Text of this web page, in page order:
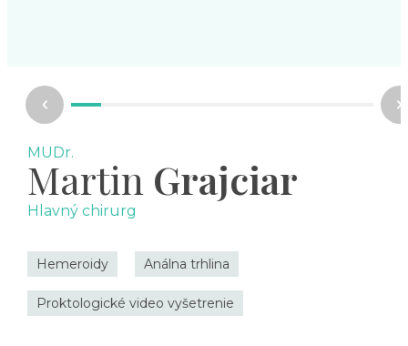
dostatočné množstvo tekutín na podporu
správneho fungovania tráviaceho systému.
aktivita podporuje trávenie a znižuje tlak v oblasti
konečníka. Nezabúdajte ani na zdravé návyky pri
toalete. Vyhýbajte sa dlhému sedeniu na toalete a
nadmernému tlačeniu pri vyprázdňovaní.
Trápi vás análna trhlina? Neodkladajte vyšetrenie!
Objednajte sa naproktologické vyšetrenie
MUDr.
Martin Grajciar
Hlavný chirurg
Hemeroidy Análna trhlina
Proktologické video vyšetrenie